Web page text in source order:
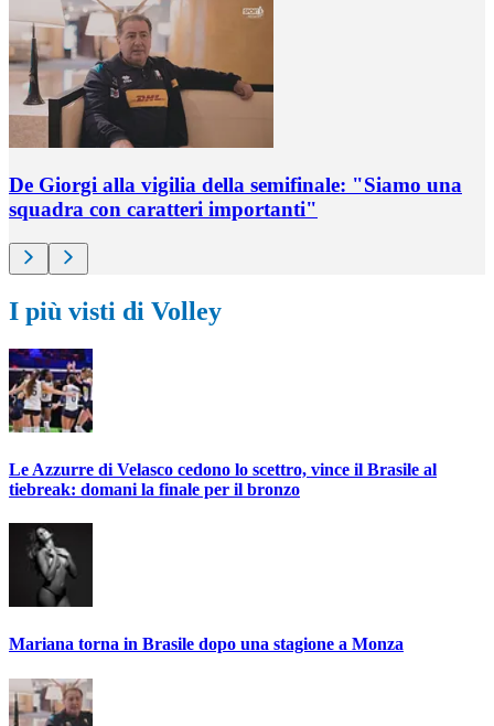
De Giorgi alla vigilia della semifinale: "Siamo una
squadra con caratteri importanti"
I più visti di Volley
Le Azzurre di Velasco cedono lo scettro, vince il Brasile al
tiebreak: domani la finale per il bronzo
Mariana torna in Brasile dopo una stagione a Monza